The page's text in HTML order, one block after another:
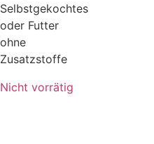
Selbstgekochtes
oder Futter
ohne
Zusatzstoffe
Nicht vorrätig